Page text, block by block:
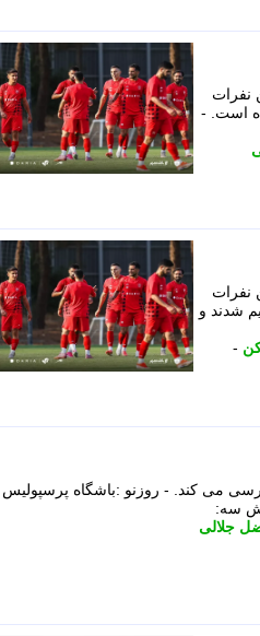
بین این نفرات
موفق به جذب 8 بازیکن شده است. -
بین این نفرات
شدند و
-
می کند. - روزنو :باشگاه پرسپولیس
سه:
جلالی